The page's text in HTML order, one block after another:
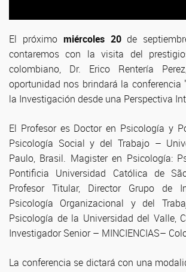
El próximo miércoles 20de
contaremos con la visita del
colombiano, Dr. Erico Rentería
oportunidad nos brindará la conferencia
la Investigación desde una Perspectiva
El Profesor es Doctor en Psicología y
Psicología Social y del Trabajo –
Paulo, Brasil. Magister en Psicología:
Pontificia Universidad Católica de
Profesor Titular, Director Grupo de
Psicología Organizacional y del
Psicología de la Universidad del Valle,
Investigador Senior – MINCIENCIAS–
La conferencia se dictará con una